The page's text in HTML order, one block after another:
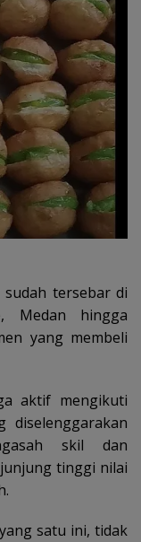
tersebar di
Medan hingga
yang membeli
aktif mengikuti
diselenggarakan
skil dan
tinggi nilai
satu ini, tidak